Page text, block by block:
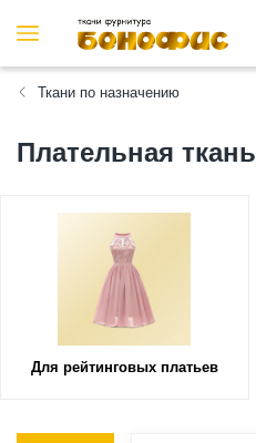
Ткани по назначению
Плательная ткань
Для рейтинговых платьев